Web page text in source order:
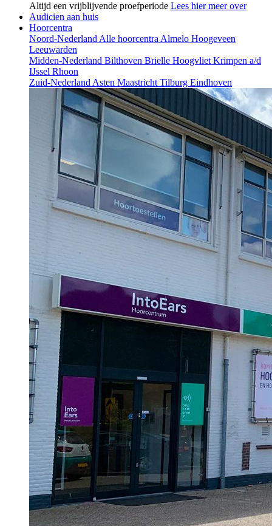
Altijd een vrijblijvende proefperiode Lees hier meer over
Audicien aan huis
Hoorcentra
Noord-NederlandAlle hoorcentraAlmelo Hoogeveen
Leeuwarden
Midden-Nederland Bilthoven Brielle HoogvlietKrimpen a/d
IJssel Rhoon
Zuid-NederlandAsten MaastrichtTilburg Eindhoven